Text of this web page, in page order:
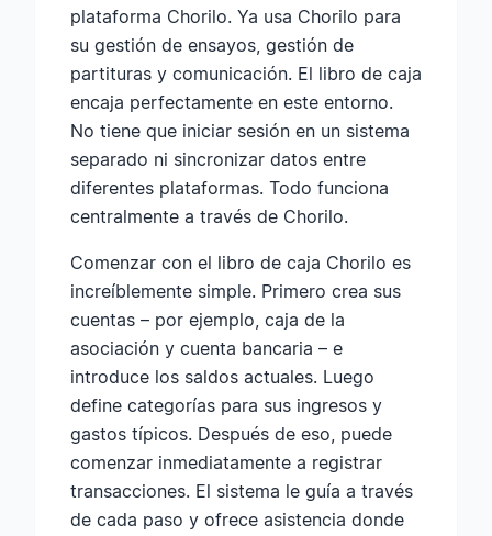
plataforma Chorilo. Ya usa Chorilo para
su gestión de ensayos, gestión de
partituras y comunicación. El libro de caja
encaja perfectamente en este entorno.
No tiene que iniciar sesión en un sistema
separado ni sincronizar datos entre
diferentes plataformas. Todo funciona
centralmente a través de Chorilo.
Comenzar con el libro de caja Chorilo es
increíblemente simple. Primero crea sus
cuentas – por ejemplo, caja de la
asociación y cuenta bancaria – e
introduce los saldos actuales. Luego
define categorías para sus ingresos y
gastos típicos. Después de eso, puede
comenzar inmediatamente a registrar
transacciones. El sistema le guía a través
de cada paso y ofrece asistencia donde